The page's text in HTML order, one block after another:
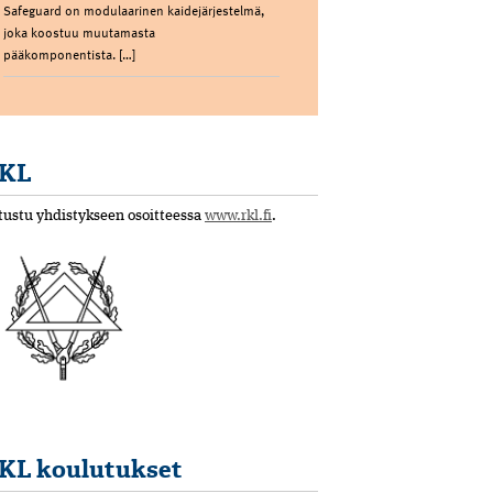
Safeguard on modulaarinen kaidejärjestelmä,
joka koostuu muutamasta
pääkomponentista. […]
yhdistykseen osoitteessa www.rkl.fi.
koulutukset